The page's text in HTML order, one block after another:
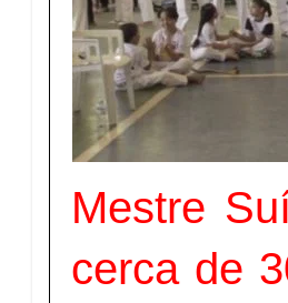
Mestre
cerca de